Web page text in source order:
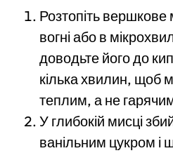
Розтопіть
вогні або в
доводьте його до
кілька хвилин, щоб
теплим, а не
У глибокій мисці
ванільним цукром і